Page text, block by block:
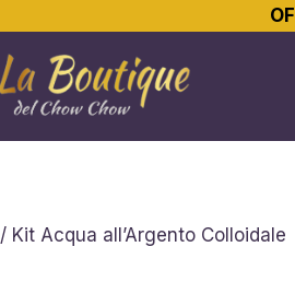
/ Kit Acqua all’Argento Colloidale